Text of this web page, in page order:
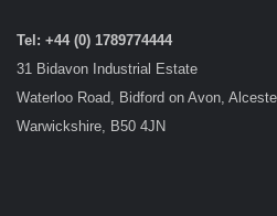
Tel: +44 (0) 1789774444
31 Bidavon Industrial Estate
Waterloo Road, Bidford on Avon,
Warwickshire, B50 4JN